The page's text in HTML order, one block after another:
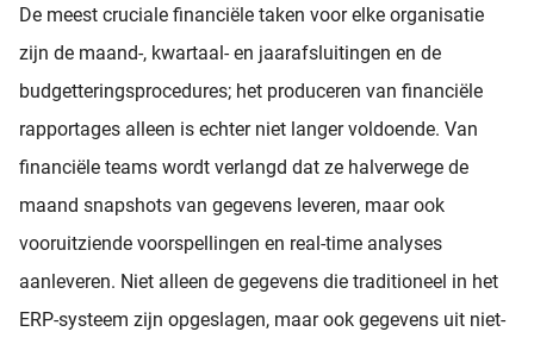
De meest cruciale financiële taken voor elke organisatie
zijn de maand-, kwartaal- en jaarafsluitingen en de
budgetteringsprocedures; het produceren van financiële
rapportages alleen is echter niet langer voldoende. Van
financiële teams wordt verlangd dat ze halverwege de
maand snapshots van gegevens leveren, maar ook
vooruitziende voorspellingen en real-time analyses
aanleveren. Niet alleen de gegevens die traditioneel in het
ERP-systeem zijn opgeslagen, maar ook gegevens uit niet-